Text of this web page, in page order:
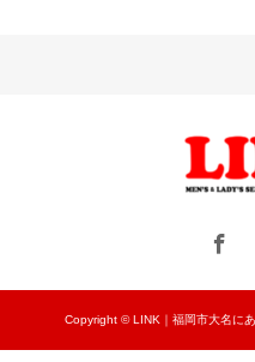
Copyright © LINK｜福岡市大名に